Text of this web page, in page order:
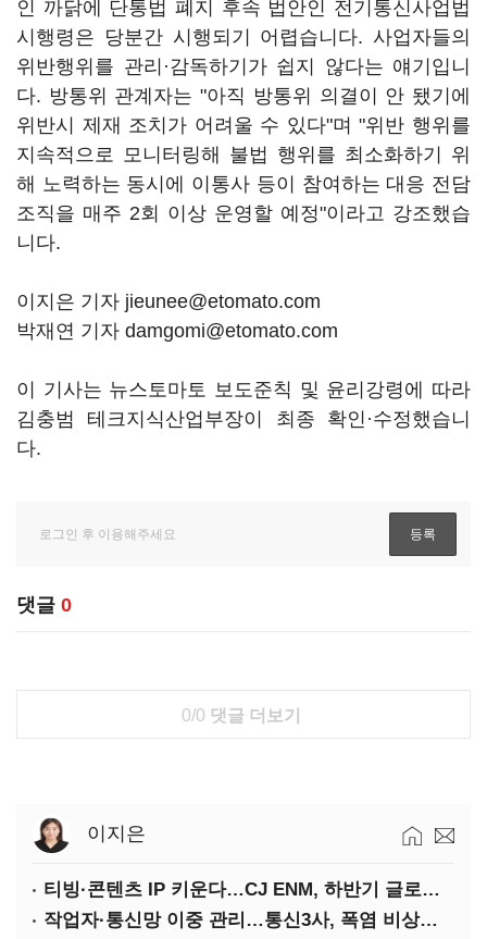
인 까닭에 단통법 폐지 후속 법안인 전기통신사업법
시행령은 당분간 시행되기 어렵습니다. 사업자들의
위반행위를 관리·감독하기가 쉽지 않다는 얘기입니
다. 방통위 관계자는 "아직 방통위 의결이 안 됐기에
위반시 제재 조치가 어려울 수 있다"며 "위반 행위를
지속적으로 모니터링해 불법 행위를 최소화하기 위
해 노력하는 동시에 이통사 등이 참여하는 대응 전담
조직을 매주 2회 이상 운영할 예정"이라고 강조했습
니다.
이지은 기자 jieunee@etomato.com
박재연 기자 damgomi@etomato.com
이 기사는 뉴스토마토 보도준칙 및 윤리강령에 따라
김충범 테크지식산업부장이 최종 확인·수정했습니
다.
댓글 0
0/0 댓글 더보기
이지은
티빙·콘텐츠 IP 키운다…CJ ENM, 하반기 글로벌 확장 가속
작업자·통신망 이중 관리…통신3사, 폭염 비상대응 돌입